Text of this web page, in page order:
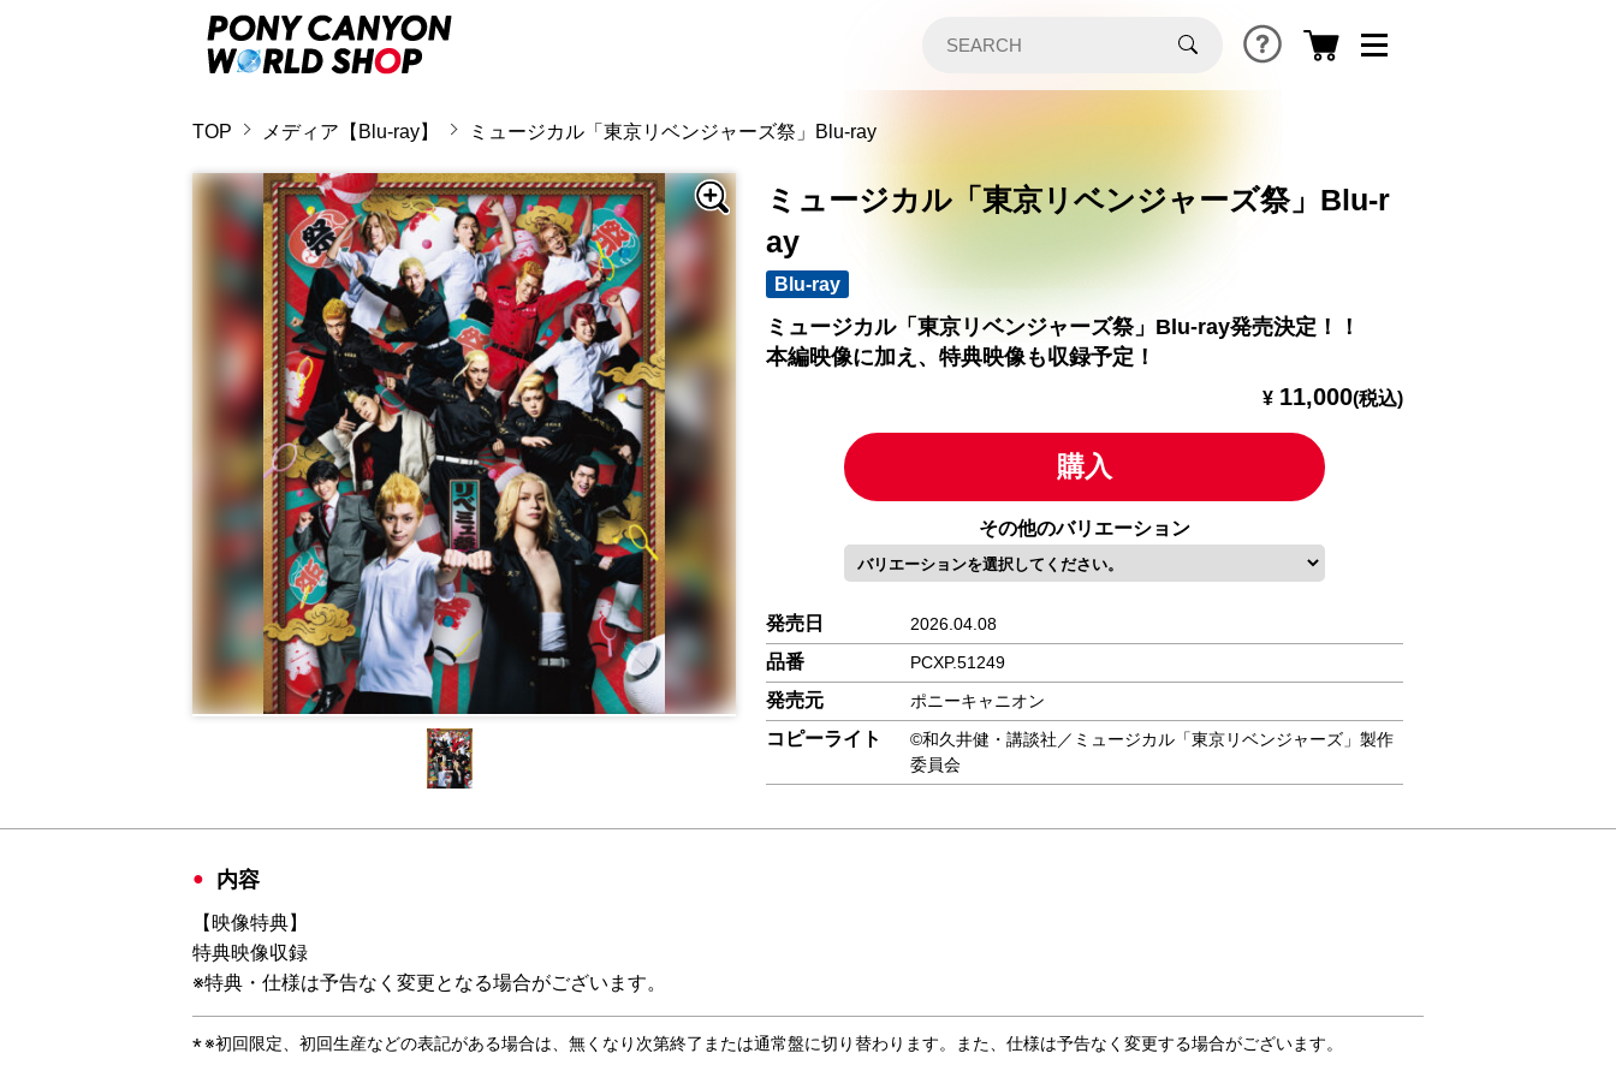
TOP メディア【Blu-ray】 ミュージカル「東京リベンジャーズ祭」Blu-ray
ミュージカル「東京リベンジャーズ祭」Blu-r
ay
Blu-ray
ミュージカル「東京リベンジャーズ祭」Blu-ray発売決定！！
本編映像に加え、特典映像も収録予定！
¥ 11,000(税込)
購入
その他のバリエーション
発売日 2026.04.08
品番 PCXP.51249
発売元 ポニーキャニオン
コピーライト
©和久井健・講談社／ミュージカル「東京リベンジャーズ」製作
委員会
内容
【映像特典】
特典映像収録
※特典・仕様は予告なく変更となる場合がございます。
※初回限定、初回生産などの表記がある場合は、無くなり次第終了または通常盤に切り替わります。また、仕様は予告なく変更する場合がございます。